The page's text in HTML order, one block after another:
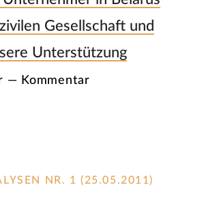
Gesellschaft und
Unterstützung
— Kommentar
NR. 1 (25.05.2011)